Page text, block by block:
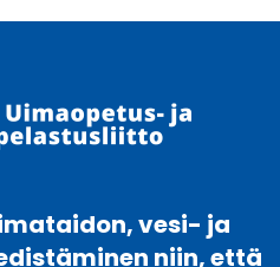
vesi- ja
niin, että